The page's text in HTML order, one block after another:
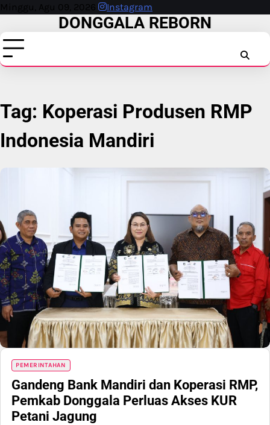
Skip
content
Minggu, Agu 09, 2026 Instagram
DONGGALA REBORN
Tag: Koperasi Produsen RMP
Indonesia Mandiri
PEMERINTAHAN
Gandeng Bank Mandiri dan Koperasi RMP,
Pemkab Donggala Perluas Akses KUR
Petani Jagung